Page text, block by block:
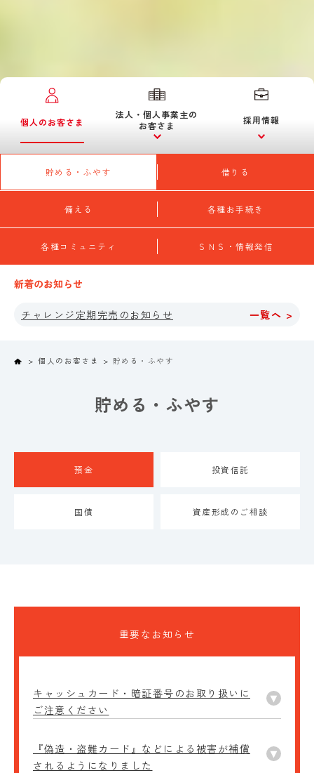
個人のお客さま
法人・個人事業主の
お客さま
採用情報
貯める・ふやす 借りる
備える 各種お手続き
各種コミュニティ ＳＮＳ・情報発信
新着のお知らせ
チャレンジ定期完売のお知らせ 一覧へ >
Home個人のお客さま 貯める・ふやす
貯める・ふやす
預金 投資信託
国債 資産形成のご相談
重要なお知らせ
キャッシュカード・暗証番号のお取り扱いに
ご注意ください
『偽造・盗難カード』などによる被害が補償
されるようになりました